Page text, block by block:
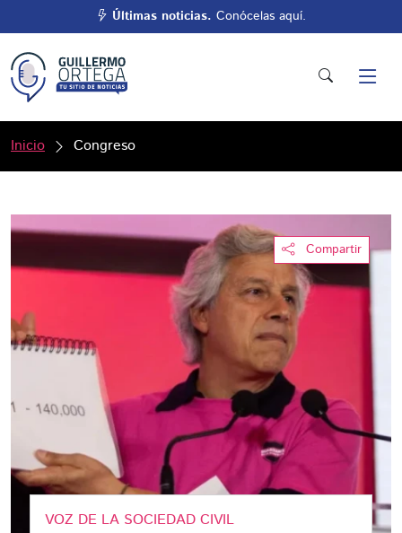
Últimas noticias. Conócelas aquí.
Inicio Congreso
Compartir
VOZ DE LA SOCIEDAD CIVIL